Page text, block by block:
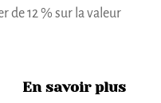
de 12 % sur la valeur
En savoir plus